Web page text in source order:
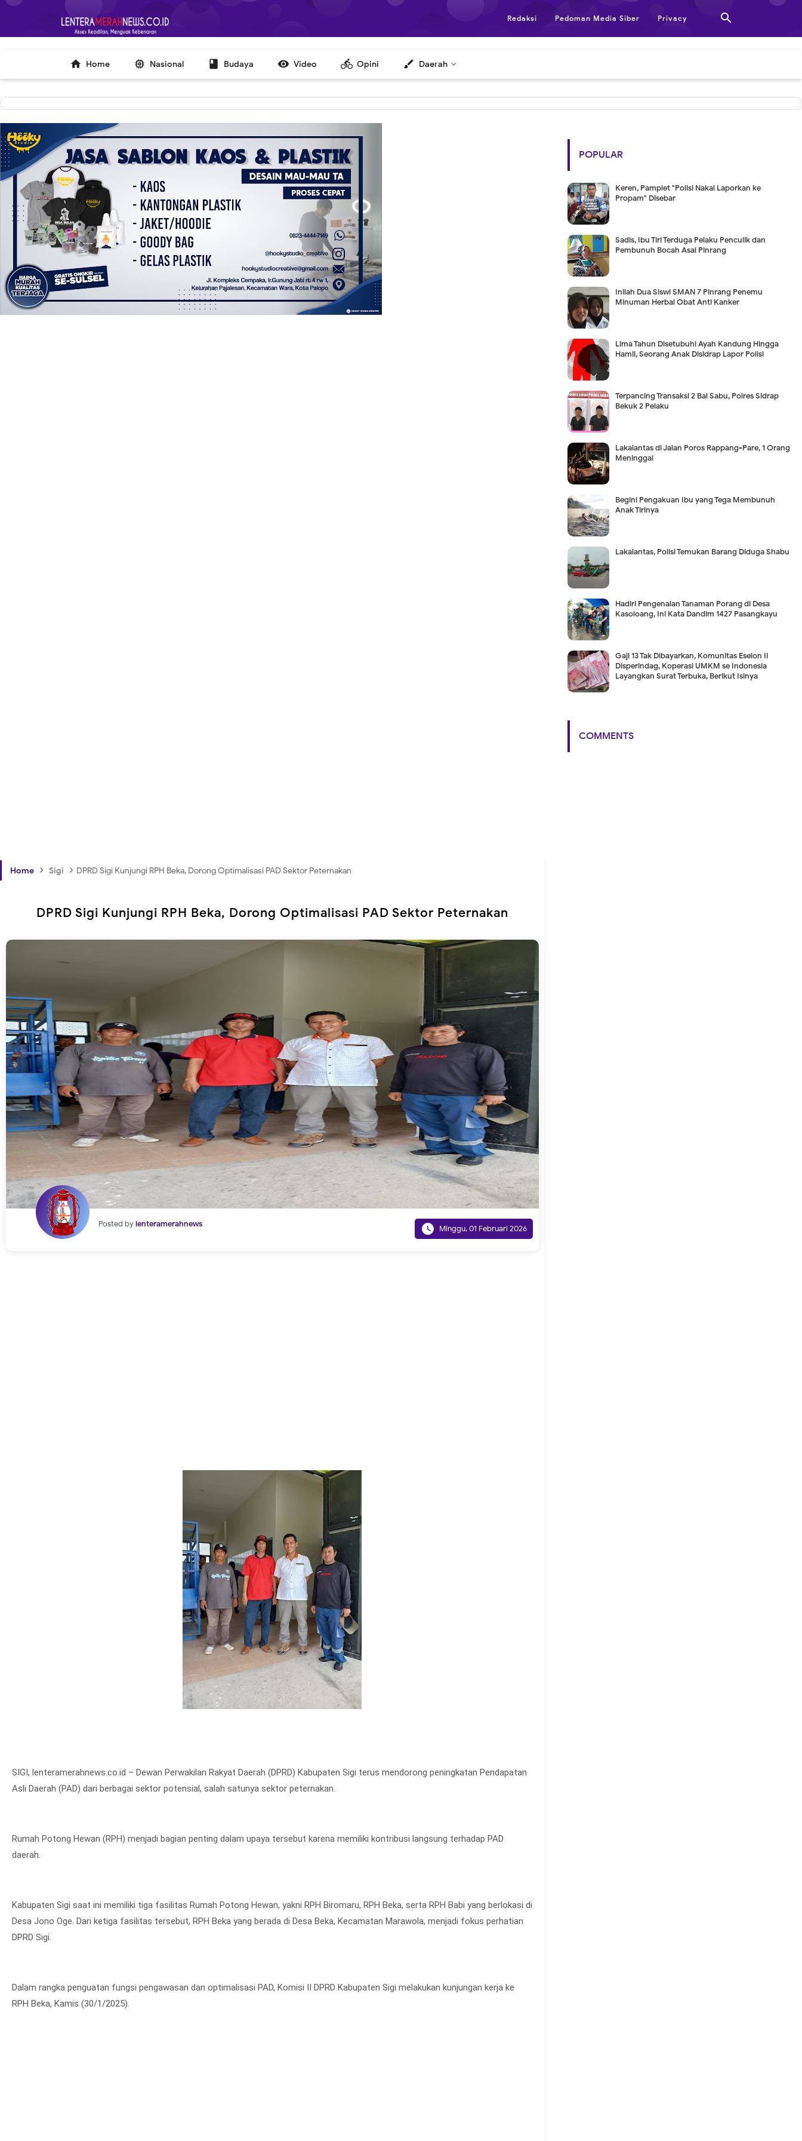
-->

Redaksi Pedoman Media Siber Privacy
 Home  Nasional  Budaya  Video directions_bike Opini brush Daerah
Home › Sigi › DPRD Sigi Kunjungi RPH Beka, Dorong Optimalisasi PAD Sektor Peternakan
DPRD Sigi Kunjungi RPH Beka, Dorong Optimalisasi PAD Sektor Peternakan
Posted bylenteramerahnews  Minggu, 01 Februari 2026
SIGI, lenteramerahnews.co.id – Dewan Perwakilan Rakyat Daerah (DPRD) Kabupaten Sigi terus mendorong peningkatan Pendapatan
Asli Daerah (PAD) dari berbagai sektor potensial, salah satunya sektor peternakan.
Rumah Potong Hewan (RPH) menjadi bagian penting dalam upaya tersebut karena memiliki kontribusi langsung terhadap PAD
daerah.
Kabupaten Sigi saat ini memiliki tiga fasilitas Rumah Potong Hewan, yakni RPH Biromaru, RPH Beka, serta RPH Babi yang berlokasi di
Desa Jono Oge. Dari ketiga fasilitas tersebut, RPH Beka yang berada di Desa Beka, Kecamatan Marawola, menjadi fokus perhatian
DPRD Sigi.
Dalam rangka penguatan fungsi pengawasan dan optimalisasi PAD, Komisi II DPRD Kabupaten Sigi melakukan kunjungan kerja ke
RPH Beka, Kamis (30/1/2025).
POPULAR
Keren, Pamplet "Polisi Nakal Laporkan ke
Propam" Disebar
Sadis, Ibu Tiri Terduga Pelaku Penculik dan
Pembunuh Bocah Asal Pinrang
Inilah Dua Siswi SMAN 7 Pinrang Penemu
Minuman Herbal Obat Anti Kanker
Lima Tahun Disetubuhi Ayah Kandung Hingga
Hamil, Seorang Anak Disidrap Lapor Polisi
Terpancing Transaksi 2 Bal Sabu, Polres Sidrap
Bekuk 2 Pelaku
Lakalantas di Jalan Poros Rappang-Pare, 1 Orang
Meninggal
Begini Pengakuan Ibu yang Tega Membunuh
Anak Tirinya
Lakalantas, Polisi Temukan Barang Diduga Shabu
Hadiri Pengenalan Tanaman Porang di Desa
Kasoloang, Ini Kata Dandim 1427 Pasangkayu
Gaji 13 Tak Dibayarkan, Komunitas Eselon II
Disperindag, Koperasi UMKM se Indonesia
Layangkan Surat Terbuka, Berikut Isinya
COMMENTS